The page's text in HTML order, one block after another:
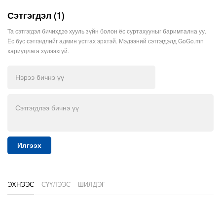
Сэтгэгдэл (1)
Та сэтгэгдэл бичихдээ хууль зүйн болон ёс суртахууныг баримтална уу.
Ёс бус сэтгэгдлийг админ устгах эрхтэй. Мэдээний сэтгэгдэлд GoGo.mn
хариуцлага хүлээхгүй.
Илгээх
ЭХНЭЭС СҮҮЛЭЭС ШИЛДЭГ